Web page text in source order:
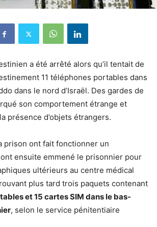
a été arrêté alors qu’il tentait de
11 téléphones portables dans
dans le nord d’Israël. Des gardes de
son comportement étrange et
présence d’objets étrangers.
prison ont fait fonctionner un
ensuite emmené le prisonnier pour
ultérieurs au centre médical
plus tard trois paquets contenant
et 15 cartes SIM dans le bas-
, selon le service pénitentiaire